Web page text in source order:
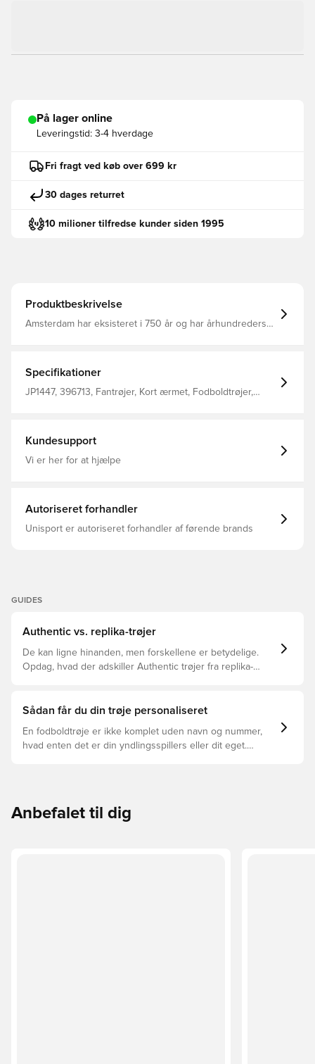
På lager online
Leveringstid: 3-4 hverdage
Fri fragt ved køb over 699 kr
30 dages returret
10 milioner tilfredse kunder siden 1995
Produktbeskrivelse
Amsterdam har eksisteret i 750 år og har århundreders
vandveje i lyset af konstante miljømæssige udfordringer.
Under overfladen holder blødt interlock-materiale og
fugtregulerende AEROREADY dig komfortabel, mens du
våbenskjold
Specifikationer
JP1447, 396713, Fantrøjer, Kort ærmet, Fodboldtrøjer,
Kundesupport
Vi er her for at hjælpe
Autoriseret forhandler
Unisport er autoriseret forhandler af førende brands
GUIDES
Authentic vs. replika-trøjer
De kan ligne hinanden, men forskellene er betydelige.
Opdag, hvad der adskiller Authentic trøjer fra replika-
Sådan får du din trøje personaliseret
En fodboldtrøje er ikke komplet uden navn og nummer,
hvad enten det er din yndlingsspillers eller dit eget.
Anbefalet til dig